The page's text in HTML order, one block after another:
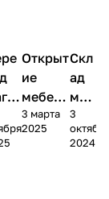
в
Открыт
ие
мебель
ного
салона
3 марта
2025
Скл
ад
меб
ели
пер
3
2024